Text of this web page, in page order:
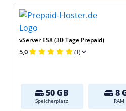
vServer ES8 (30 Tage Prepaid)
5,0 (1)
50 GB
Speicherplatz
8
RAM